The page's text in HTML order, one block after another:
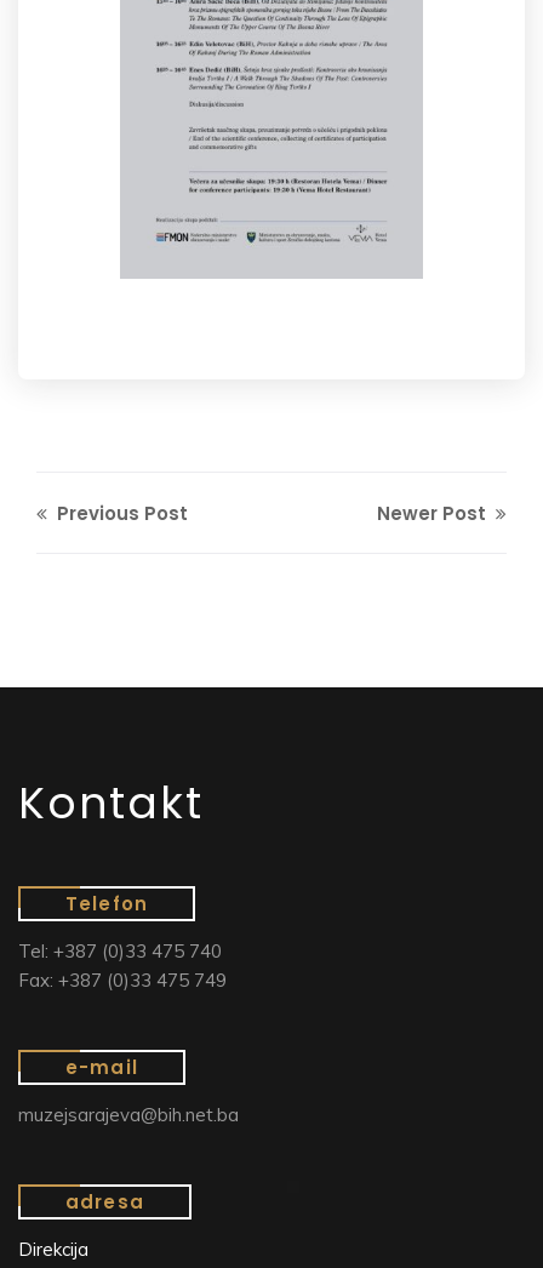
Previous Post Newer Post
Kontakt
Telefon
Tel: +387 (0)33 475 740
Fax: +387 (0)33 475 749
e-mail
muzejsarajeva@bih.net.ba
adresa
Direkcija